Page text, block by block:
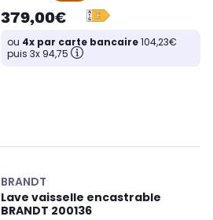
379,00€
ou 4x par carte bancaire104,23€
puis 3x 94,75
BRANDT
Lave vaisselle encastrable
BRANDT 200136